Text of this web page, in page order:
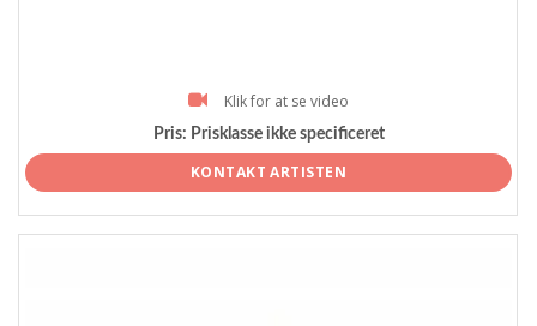
Klik for at se video
Pris: Prisklasse ikke specificeret
KONTAKT ARTISTEN